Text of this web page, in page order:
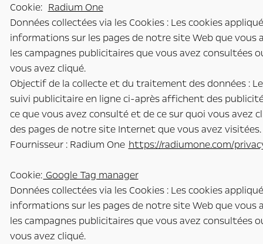
Cookie: Radium One
Données collectées via les Cookies : Les cookies
informations sur les pages de notre site Web que vous
les campagnes publicitaires que vous avez consultées
vous avez cliqué.
Objectif de la collecte et du traitement des données :
suivi publicitaire en ligne ci-après affichent des
ce que vous avez consulté et de ce sur quoi vous avez
des pages de notre site Internet que vous avez visitées.
Fournisseur : Radium One https://radiumone.com/
Cookie: Google Tag manager
Données collectées via les Cookies : Les cookies
informations sur les pages de notre site Web que vous
les campagnes publicitaires que vous avez consultées
vous avez cliqué.